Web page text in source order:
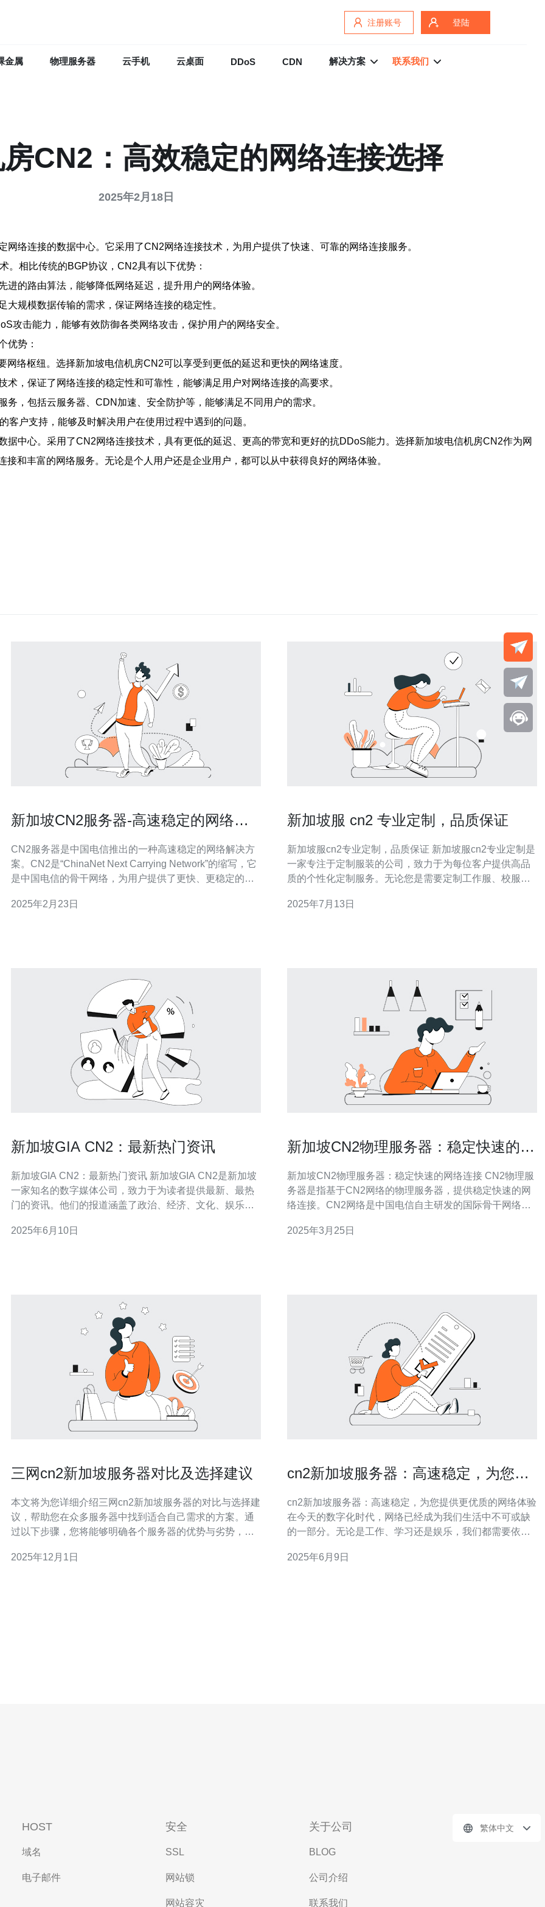
注册账号 登陆
金属 物理服务器 云手机 云桌面 DDoS CDN 解决方案 联系我们
CN2：高效稳定的网络连接选择
2025年2月18日
络连接的数据中心。它采用了CN2网络连接技术，为用户提供了快速、可靠的网络连接服务。
。相比传统的BGP协议，CN2具有以下优势：
的路由算法，能够降低网络延迟，提升用户的网络体验。
规模数据传输的需求，保证网络连接的稳定性。
攻击能力，能够有效防御各类网络攻击，保护用户的网络安全。
优势：
络枢纽。选择新加坡电信机房CN2可以享受到更低的延迟和更快的网络速度。
，保证了网络连接的稳定性和可靠性，能够满足用户对网络连接的高要求。
，包括云服务器、CDN加速、安全防护等，能够满足不同用户的需求。
户支持，能够及时解决用户在使用过程中遇到的问题。
中心。采用了CN2网络连接技术，具有更低的延迟、更高的带宽和更好的抗DDoS能力。选择新加坡电信机房CN2作为网
和丰富的网络服务。无论是个人用户还是企业用户，都可以从中获得良好的网络体验。
新加坡CN2服务器-高速稳定的网络解
CN2服务器是中国电信推出的一种高速稳定的网络解决方
案。CN2是“ChinaNet Next Carrying Network”的缩写，它
是中国电信的骨干网络，为用户提供了更快、更稳定的网
器，为亚太地区的用户提供高质量的网络服务。 新加坡
2025年2月23日
新加坡服 cn2 专业定制，品质保证
新加坡服cn2专业定制，品质保证 新加坡服cn2专业定制是
一家专注于定制服装的公司，致力于为每位客户提供高品
质的个性化定制服务。无论您是需要定制工作服、校服、
每一件服装的细节，从面料选择到剪裁工艺，都精益求
2025年7月13日
新加坡GIA CN2：最新热门资讯
新加坡GIA CN2：最新热门资讯 新加坡GIA CN2是新加坡
一家知名的数字媒体公司，致力于为读者提供最新、最热
门的资讯。他们的报道涵盖了政治、经济、文化、娱乐等
重要政策调整，引发了社会各界的热议。GIA CN2第一时
2025年6月10日
新加坡CN2物理服务器：稳定快速的网
新加坡CN2物理服务器：稳定快速的网络连接 CN2物理服
务器是指基于CN2网络的物理服务器，提供稳定快速的网
络连接。CN2网络是中国电信自主研发的国际骨干网络，
技术中心，拥有先进的基础设施和稳定的网络环境。选择
2025年3月25日
三网cn2新加坡服务器对比及选择建议
本文将为您详细介绍三网cn2新加坡服务器的对比与选择建
议，帮助您在众多服务器中找到适合自己需求的方案。通
过以下步骤，您将能够明确各个服务器的优势与劣势，从
cn2新加坡服务器是指通过中国电信、中国联通和中国移动
2025年12月1日
cn2新加坡服务器：高速稳定，为您提
cn2新加坡服务器：高速稳定，为您提供更优质的网络体验
在今天的数字化时代，网络已经成为我们生活中不可或缺
的一部分。无论是工作、学习还是娱乐，我们都需要依赖
一需求而设计的。 cn2新加坡服务器采用先进的技术，确
2025年6月9日
HOST
域名
电子邮件
安全
SSL
网站锁
网站容灾
关于公司
BLOG
公司介绍
联系我们
繁体中文